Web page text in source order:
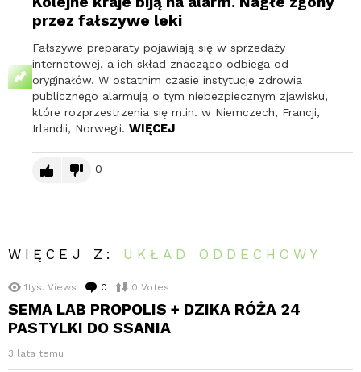
przez fałszywe leki
Fałszywe preparaty pojawiają się w sprzedaży
internetowej, a ich skład znacząco odbiega od
oryginałów. W ostatnim czasie instytucje zdrowia
publicznego alarmują o tym niebezpiecznym zjawisku,
które rozprzestrzenia się m.in. w Niemczech, Francji,
Irlandii, Norwegii. WIĘCEJ
0
WIĘCEJ Z: UKŁAD ODDECHOWY
1tys. Views 0 komentarzy
0 Votes
SEMA LAB PROPOLIS + DZIKA RÓŻA 24
PASTYLKI DO SSANIA
3 lata temu